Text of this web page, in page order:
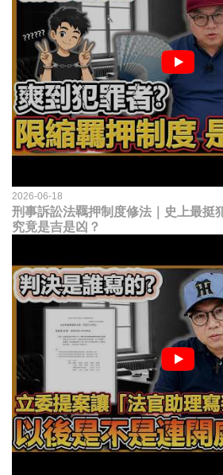
2026-06-18
刑事訴訟法羈押制度修法｜史上最挺
究竟是吉是凶？